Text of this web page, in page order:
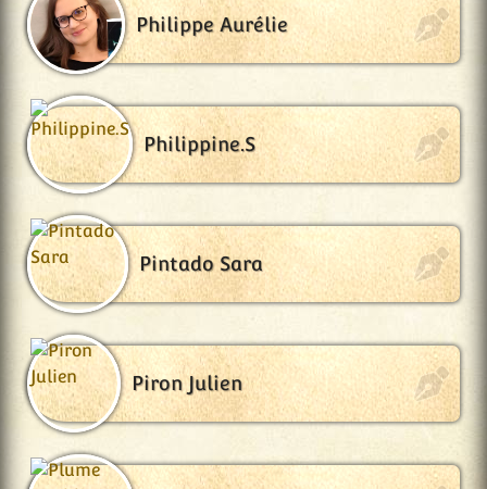
Philippe Aurélie
Philippine.S
Pintado Sara
Piron Julien